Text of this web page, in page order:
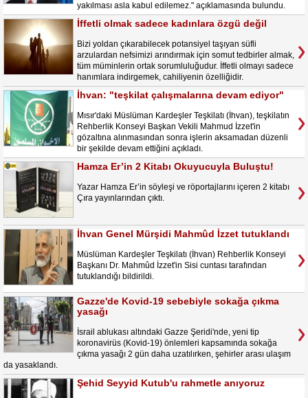
yakılması asla kabul edilemez." açıklamasında bulundu.
İffetli olmak sadece kadınlara özgü değil
Bizi yoldan çıkarabilecek potansiyel taşıyan süfli
arzulardan nefsimizi arındırmak için somut tedbirler almak,
tüm müminlerin ortak sorumluluğudur. İffetli olmayı sadece
hanımlara indirgemek, cahiliyenin özelliğidir.
İhvan: "teşkilat çalışmalarına devam ediyor"
Mısır'daki Müslüman Kardeşler Teşkilatı (İhvan), teşkilatın
Rehberlik Konseyi Başkan Vekili Mahmud İzzet'in
gözaltına alınmasından sonra işlerin aksamadan düzenli
bir şekilde devam ettiğini açıkladı.
Hamza Er’in 2 Kitabı Okuyucuyla Buluştu!
Yazar Hamza Er’in söyleşi ve röportajlarını içeren 2 kitabı
Çıra yayınlarından çıktı.
İhvan Genel Mürşidi Mahmûd İzzet tutuklandı
Müslüman Kardeşler Teşkilatı (İhvan) Rehberlik Konseyi
Başkanı Dr. Mahmûd İzzet'in Sisi cuntası tarafından
tutuklandığı bildirildi.
Gazze'de Kovid-19 sebebiyle sokağa çıkma
yasağı
İsrail ablukası altındaki Gazze Şeridi'nde, yeni tip
koronavirüs (Kovid-19) önlemleri kapsamında sokağa
çıkma yasağı 2 gün daha uzatılırken, şehirler arası ulaşım
da yasaklandı.
Şehid Seyyid Kutub'u rahmetle anıyoruz